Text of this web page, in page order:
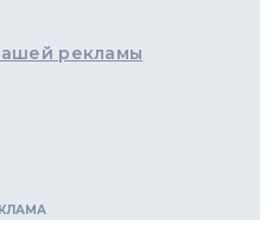
рекламы